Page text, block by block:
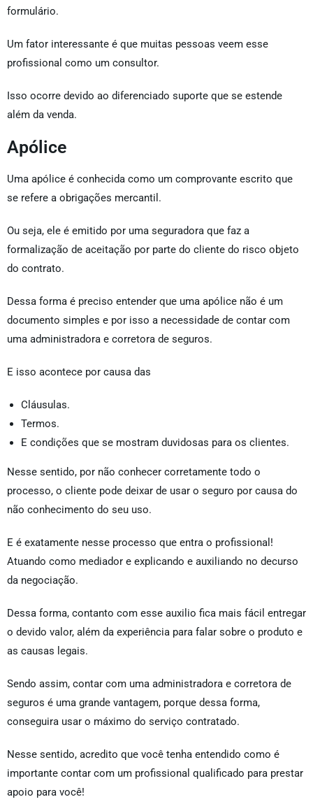
formulário.
Um fator interessante é que muitas pessoas veem esse
profissional como um consultor.
Isso ocorre devido ao diferenciado suporte que se estende
além da venda.
Apólice
Uma apólice é conhecida como um comprovante escrito que
se refere a obrigações mercantil.
Ou seja, ele é emitido por uma seguradora que faz a
formalização de aceitação por parte do cliente do risco objeto
do contrato.
Dessa forma é preciso entender que uma apólice não é um
documento simples e por isso a necessidade de contar com
uma administradora e corretora de seguros.
E isso acontece por causa das
Cláusulas.
Termos.
E condições que se mostram duvidosas para os clientes.
Nesse sentido, por não conhecer corretamente todo o
processo, o cliente pode deixar de usar o seguro por causa do
não conhecimento do seu uso.
E é exatamente nesse processo que entra o profissional!
Atuando como mediador e explicando e auxiliando no decurso
da negociação.
Dessa forma, contanto com esse auxilio fica mais fácil entregar
o devido valor, além da experiência para falar sobre o produto e
as causas legais.
Sendo assim, contar com uma administradora e corretora de
seguros é uma grande vantagem, porque dessa forma,
conseguira usar o máximo do serviço contratado.
Nesse sentido, acredito que você tenha entendido como é
importante contar com um profissional qualificado para prestar
apoio para você!